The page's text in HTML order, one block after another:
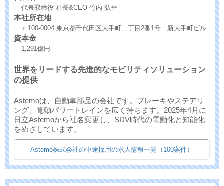
代表取締役 社長&CEO 竹内 弘平
本社所在地
〒100-0004 東京都千代田区大手町二丁目2番1号 新大手町ビル
資本金
1,291億円
世界をリードする先進的なモビリティソリューション
の提供
Astemoは、自動車部品の会社です。ブレーキやステアリ
ング、電動パワートレインを広く持ちます。2025年4月に
日立Astemoから社名変更し、SDV時代の電動化と知能化
をめざしています。
Astemo株式会社の中途採用の求人情報一覧（100案件）